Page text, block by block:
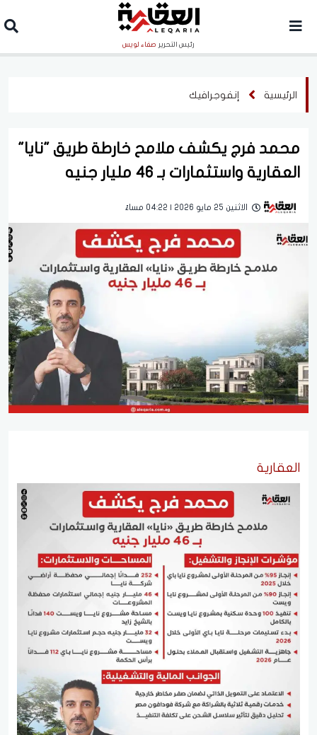
رئيس التحرير صفاء لويس
الرئيسية إنفوجرافيك
محمد فرج يكشف ملامح خارطة طريق "نايا"
العقارية واستثمارات بـ 46 مليار جنيه
الاثنين 25 مايو 2026 | 04:22 مساءً
العقارية